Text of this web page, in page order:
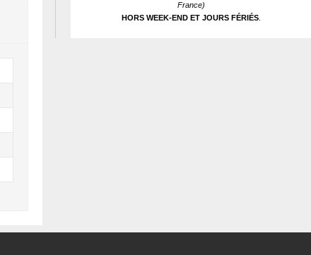
France)
HORS WEEK-END ET JOURS FÉRIÉS.